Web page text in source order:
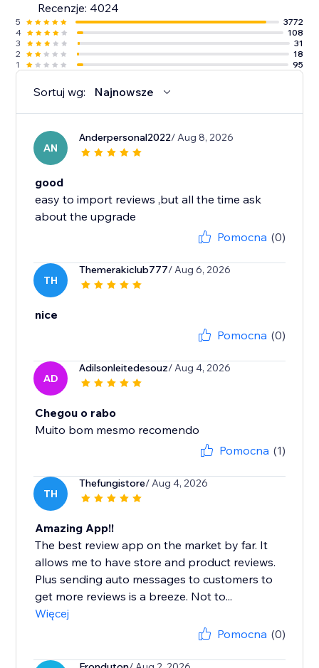
Recenzje: 4024
5
3772
4
108
3
31
2
18
1
95
Sortuj wg: Najnowsze
AN
Anderpersonal2022/ Aug 8, 2026
good
easy to import reviews ,but all the time ask
about the upgrade
Pomocna (0)
TH
Themerakiclub777/ Aug 6, 2026
nice
Pomocna (0)
AD
Adilsonleitedesouz/ Aug 4, 2026
Chegou o rabo
Muito bom mesmo recomendo
Pomocna (1)
TH
Thefungistore/ Aug 4, 2026
Amazing App!!
The best review app on the market by far. It
allows me to have store and product reviews.
Plus sending auto messages to customers to
get more reviews is a breeze. Not to...
Więcej
Pomocna (0)